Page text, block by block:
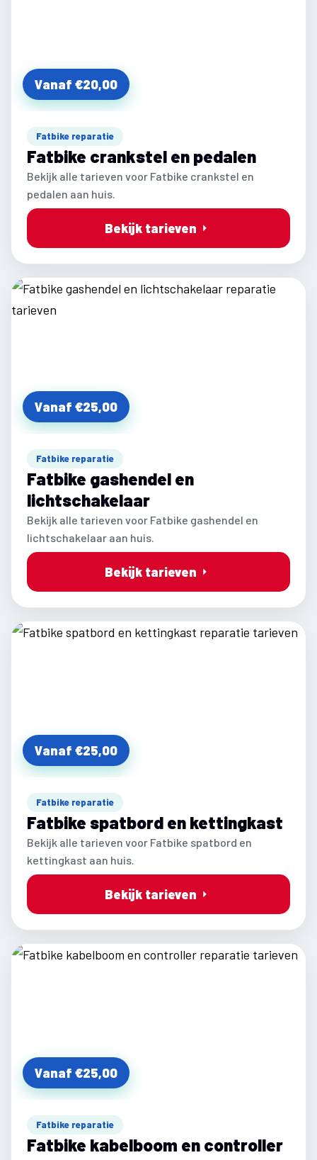
Vanaf €20,00
Fatbike reparatie
Fatbike crankstel en pedalen
Bekijk alle tarieven voor Fatbike crankstel en
pedalen aan huis.
Bekijk tarieven
Vanaf €25,00
Fatbike reparatie
Fatbike gashendel en
lichtschakelaar
Bekijk alle tarieven voor Fatbike gashendel en
lichtschakelaar aan huis.
Bekijk tarieven
Vanaf €25,00
Fatbike reparatie
Fatbike spatbord en kettingkast
Bekijk alle tarieven voor Fatbike spatbord en
kettingkast aan huis.
Bekijk tarieven
Vanaf €25,00
Fatbike reparatie
Fatbike kabelboom en controller